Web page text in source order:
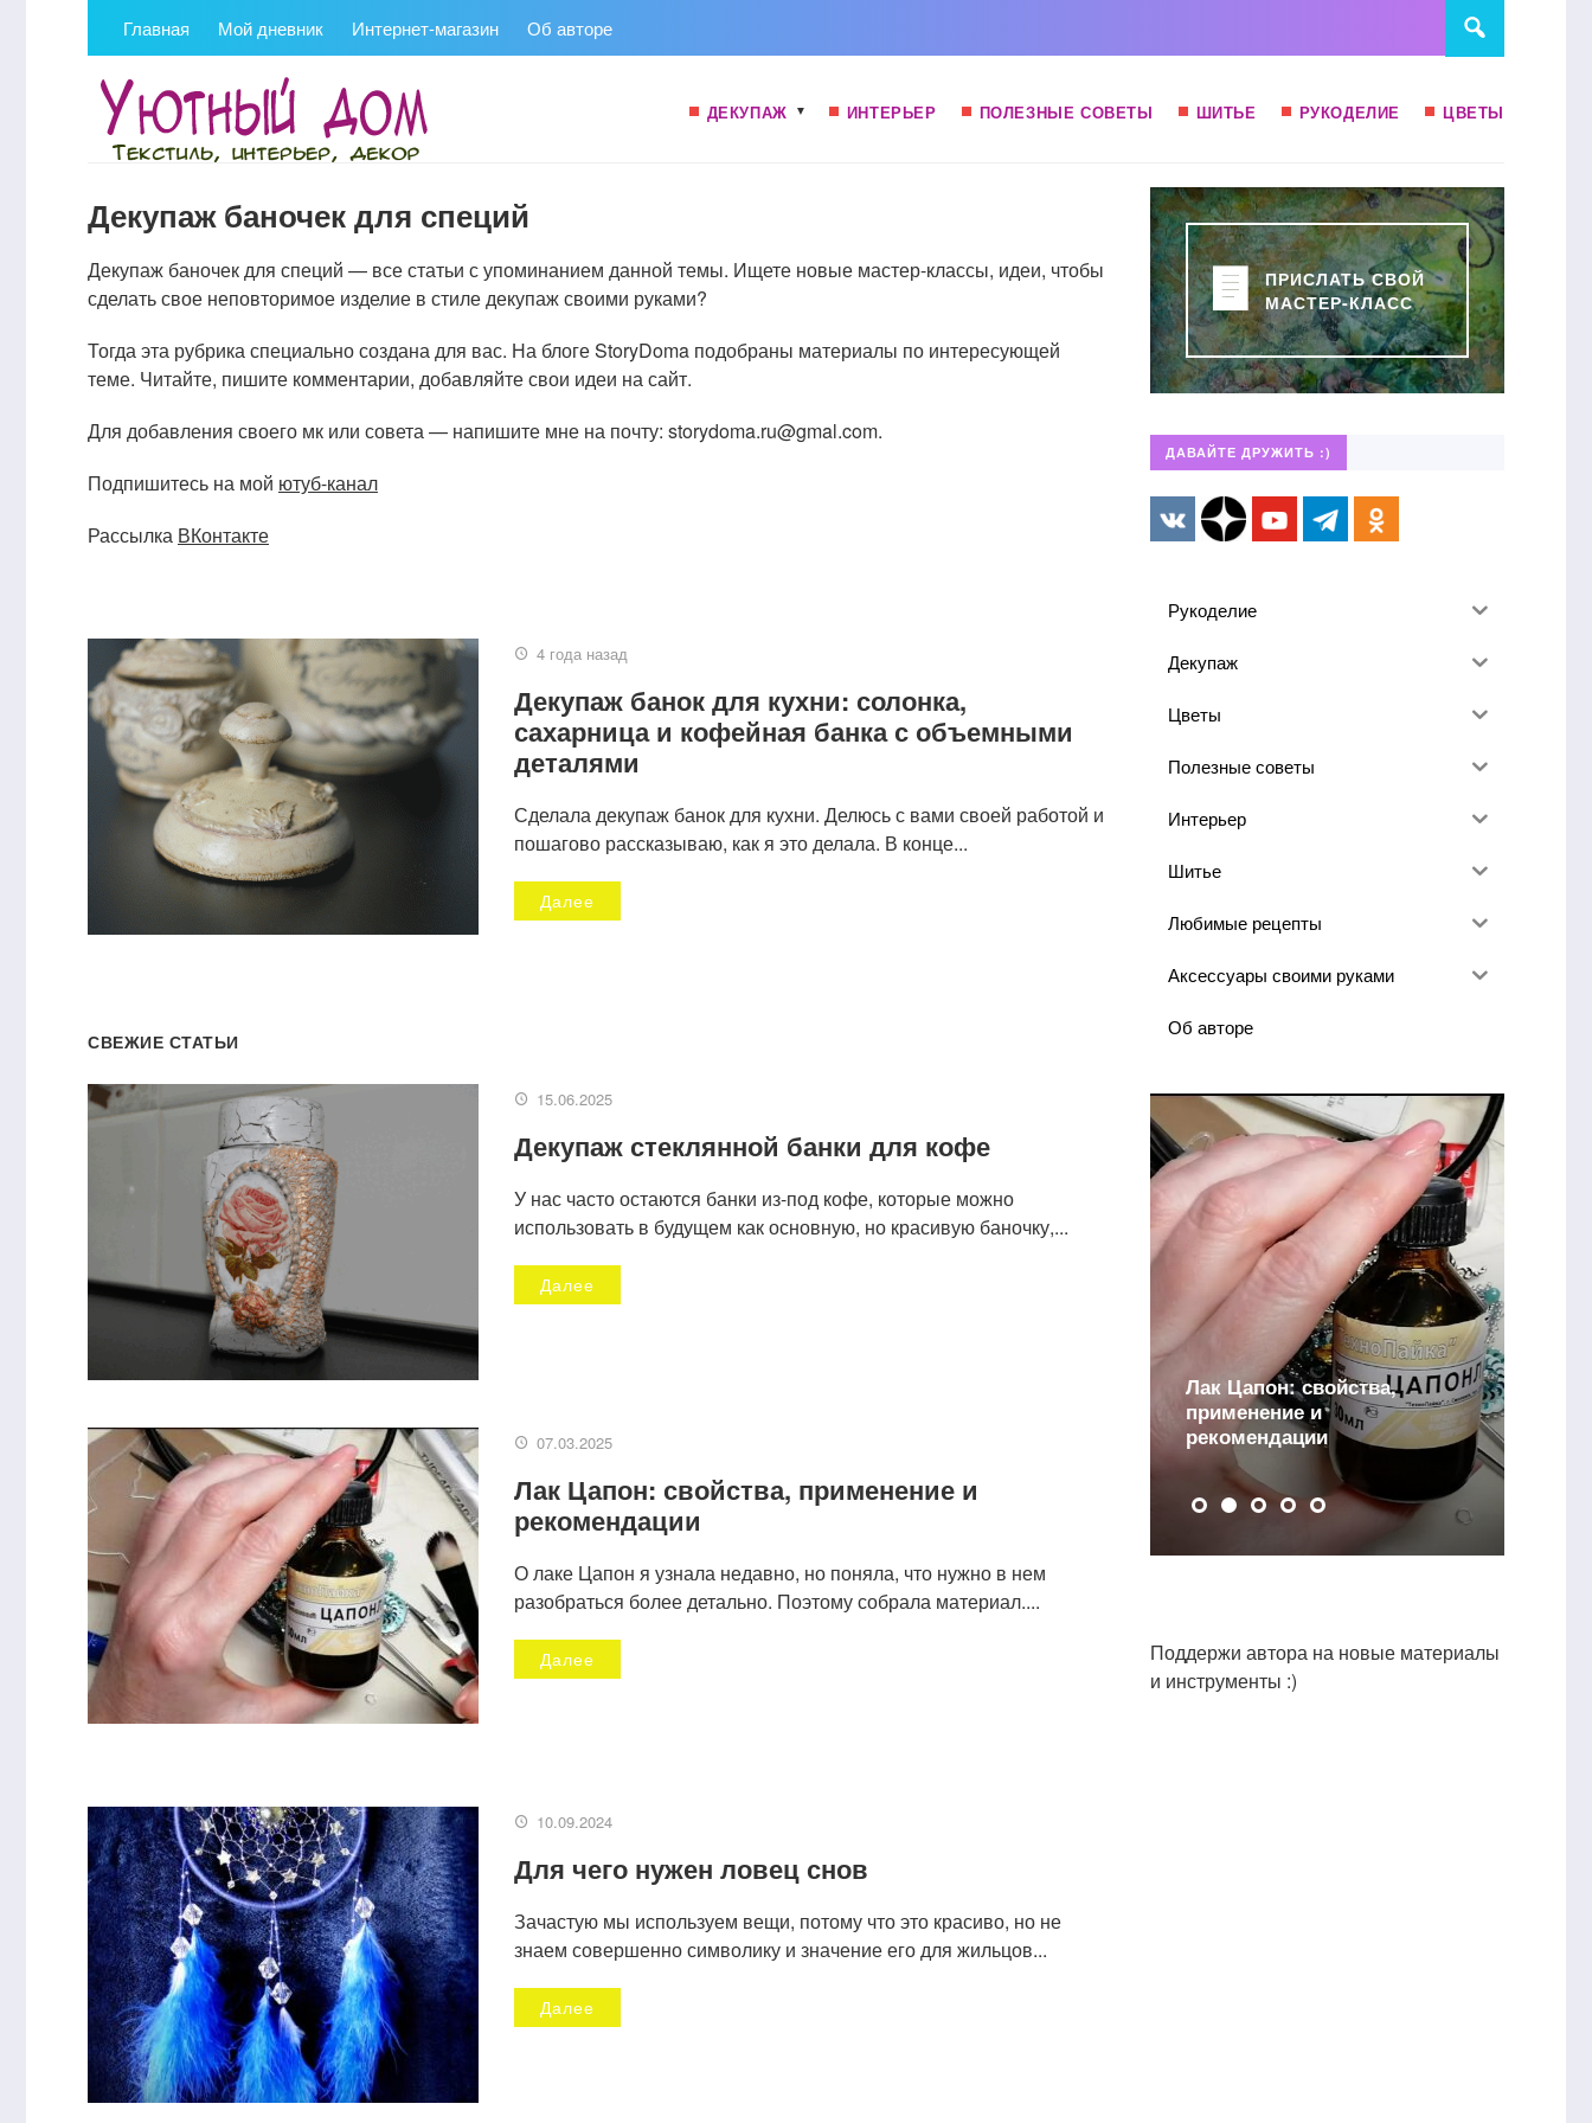
Главная Мой дневник Интернет-магазин Об авторе
ДЕКУПАЖ ИНТЕРЬЕР ПОЛЕЗНЫЕ СОВЕТЫ ШИТЬЕ РУКОДЕЛИЕ ЦВЕТЫ
Декупаж баночек для специй
Декупаж баночек для специй — все статьи с упоминанием данной темы. Ищете новые мастер-классы, идеи, чтобы
сделать свое неповторимое изделие в стиле декупаж своими руками?
Тогда эта рубрика специально создана для вас. На блоге StoryDoma подобраны материалы по интересующей
теме. Читайте, пишите комментарии, добавляйте свои идеи на сайт.
Для добавления своего мк или совета — напишите мне на почту: storydoma.ru@gmal.com.
Подпишитесь на мой ютуб-канал
Рассылка ВКонтакте
4 года назад
Декупаж банок для кухни: солонка,
сахарница и кофейная банка с объемными
деталями
Сделала декупаж банок для кухни. Делюсь с вами своей работой и
пошагово рассказываю, как я это делала. В конце...
Далее
СВЕЖИЕ СТАТЬИ
15.06.2025
Декупаж стеклянной банки для кофе
У нас часто остаются банки из-под кофе, которые можно
использовать в будущем как основную, но красивую баночку,...
Далее
07.03.2025
Лак Цапон: свойства, применение и
рекомендации
О лаке Цапон я узнала недавно, но поняла, что нужно в нем
разобраться более детально. Поэтому собрала материал....
Далее
10.09.2024
Для чего нужен ловец снов
Зачастую мы используем вещи, потому что это красиво, но не
знаем совершенно символику и значение его для жильцов...
Далее
ПРИСЛАТЬ СВОЙ
МАСТЕР-КЛАСС
ДАВАЙТЕ ДРУЖИТЬ :)
Рукоделие
Декупаж
Цветы
Полезные советы
Интерьер
Шитье
Любимые рецепты
Аксессуары своими руками
Об авторе
Декор банки из-под какао Масса для папье маше
Лак Цапон: свойства,
применение и
рекомендации
Поддержи автора на новые материалы
и инструменты :)